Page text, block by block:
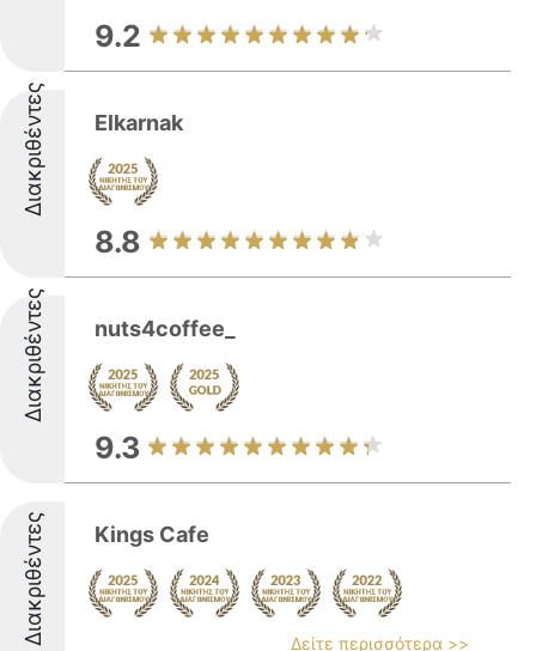
9.2
Διακριθέντες Elkarnak
8.8
Διακριθέντες nuts4coffee_
9.3
Διακριθέντες Kings Cafe
Δείτε περισσότερα >>